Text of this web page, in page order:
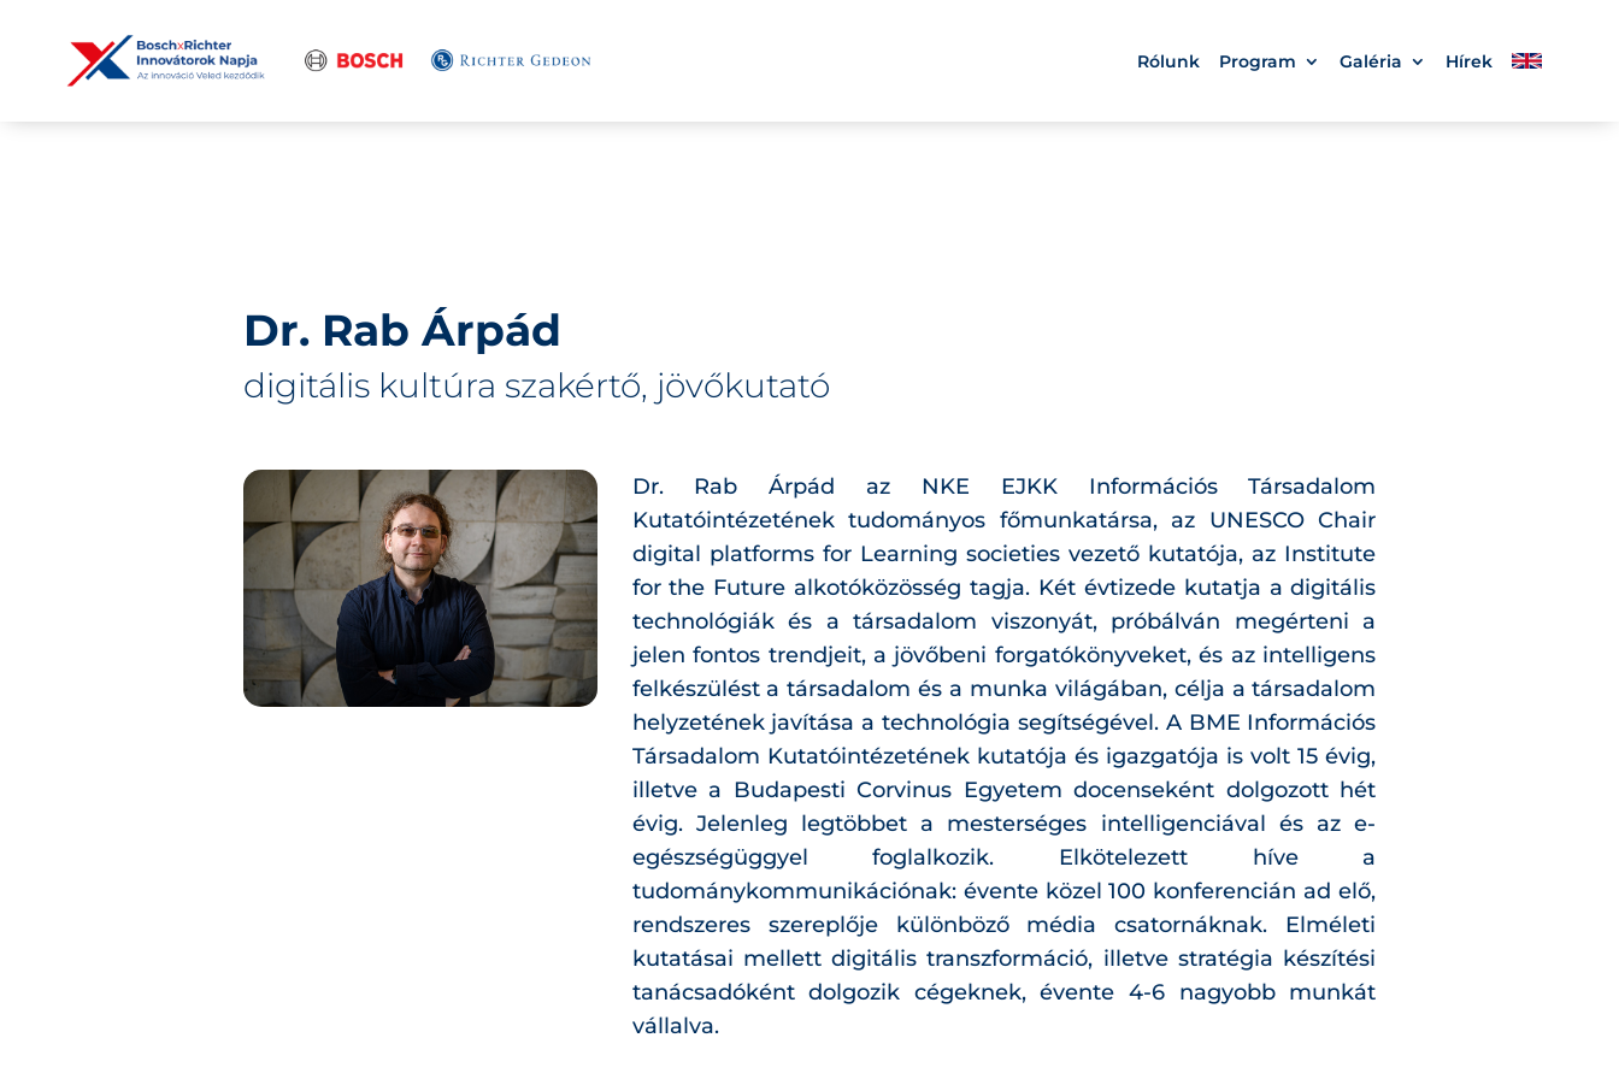
Rólunk Program Galéria Hírek
Dr. Rab Árpád
digitális kultúra szakértő, jövőkutató
Dr. Rab Árpád az NKE EJKK Információs Társadalom
Kutatóintézetének tudományos főmunkatársa, az UNESCO Chair
digital platforms for Learning societies vezető kutatója, az Institute
for the Future alkotóközösség tagja. Két évtizede kutatja a digitális
technológiák és a társadalom viszonyát, próbálván megérteni a
jelen fontos trendjeit, a jövőbeni forgatókönyveket, és az intelligens
felkészülést a társadalom és a munka világában, célja a társadalom
helyzetének javítása a technológia segítségével. A BME Információs
Társadalom Kutatóintézetének kutatója és igazgatója is volt 15 évig,
illetve a Budapesti Corvinus Egyetem docenseként dolgozott hét
évig. Jelenleg legtöbbet a mesterséges intelligenciával és az e-
egészségüggyel foglalkozik. Elkötelezett híve a
tudománykommunikációnak: évente közel 100 konferencián ad elő,
rendszeres szereplője különböző média csatornáknak. Elméleti
kutatásai mellett digitális transzformáció, illetve stratégia készítési
tanácsadóként dolgozik cégeknek, évente 4-6 nagyobb munkát
vállalva.